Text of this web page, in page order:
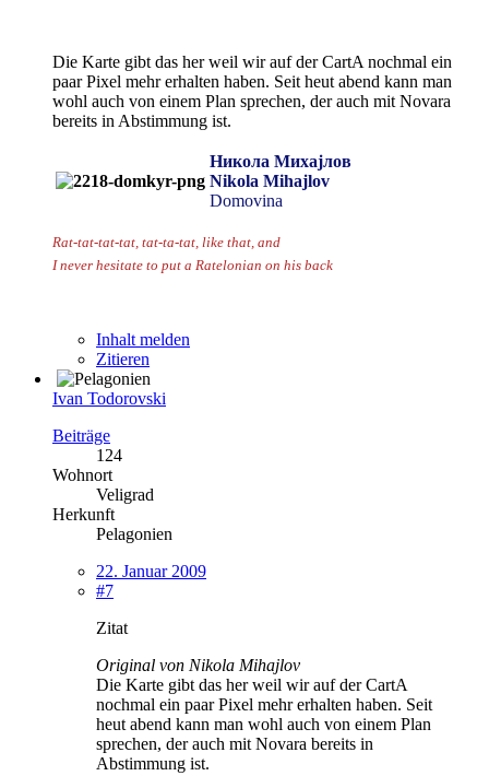
Die Karte gibt das her weil wir auf der CartA nochmal ein
paar Pixel mehr erhalten haben. Seit heut abend kann man
wohl auch von einem Plan sprechen, der auch mit Novara
bereits in Abstimmung ist.
Никола Михајлов
Nikola Mihajlov
Domovina
Rat-tat-tat-tat, tat-ta-tat, like that, and
I never hesitate to put a Ratelonian on his back
Inhalt melden
Zitieren
Ivan Todorovski
Beiträge
124
Wohnort
Veligrad
Herkunft
Pelagonien
22. Januar 2009
#7
Zitat
Original von Nikola Mihajlov
Die Karte gibt das her weil wir auf der CartA
nochmal ein paar Pixel mehr erhalten haben. Seit
heut abend kann man wohl auch von einem Plan
sprechen, der auch mit Novara bereits in
Abstimmung ist.